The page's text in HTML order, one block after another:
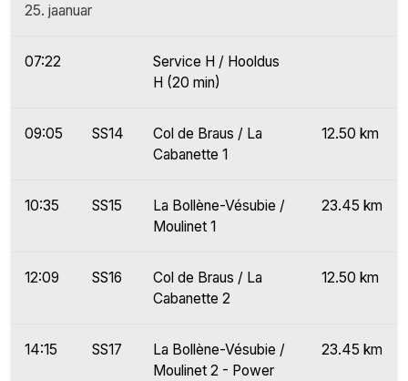
25. jaanuar
07:22
Service H / Hooldus
H (20 min)
09:05 SS14
Col de Braus / La
Cabanette 1
12.50 km
10:35 SS15
La Bollène-Vésubie /
Moulinet 1
23.45 km
12:09 SS16
Col de Braus / La
Cabanette 2
12.50 km
14:15 SS17
La Bollène-Vésubie /
Moulinet 2 - Power
23.45 km